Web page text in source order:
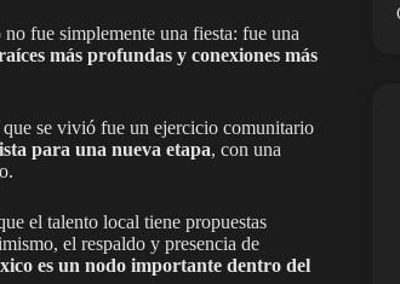
fue simplemente una fiesta: fue una
más profundas y conexiones más
se vivió fue un ejercicio comunitario
para una nueva etapa, con una
el talento local tiene propuestas
el respaldo y presencia de
es un nodo importante dentro del